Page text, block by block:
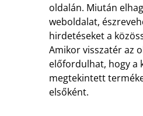
oldalán. Miután
weboldalat,
hirdetéseket a
Amikor visszatér az
előfordulhat, hogy a
megtekintett
elsőként.